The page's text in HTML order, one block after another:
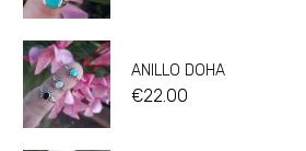
ANILLO DOHA
€22.00